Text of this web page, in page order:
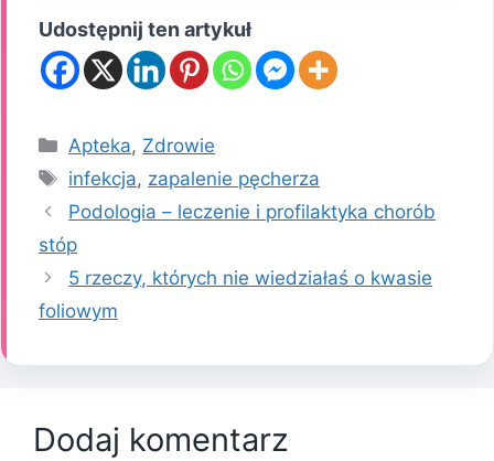
Udostępnij ten artykuł
Kategorie
Apteka, Zdrowie
Tagi
infekcja, zapalenie pęcherza
Podologia – leczenie i profilaktyka chorób
stóp
5 rzeczy, których nie wiedziałaś o kwasie
foliowym
Dodaj komentarz